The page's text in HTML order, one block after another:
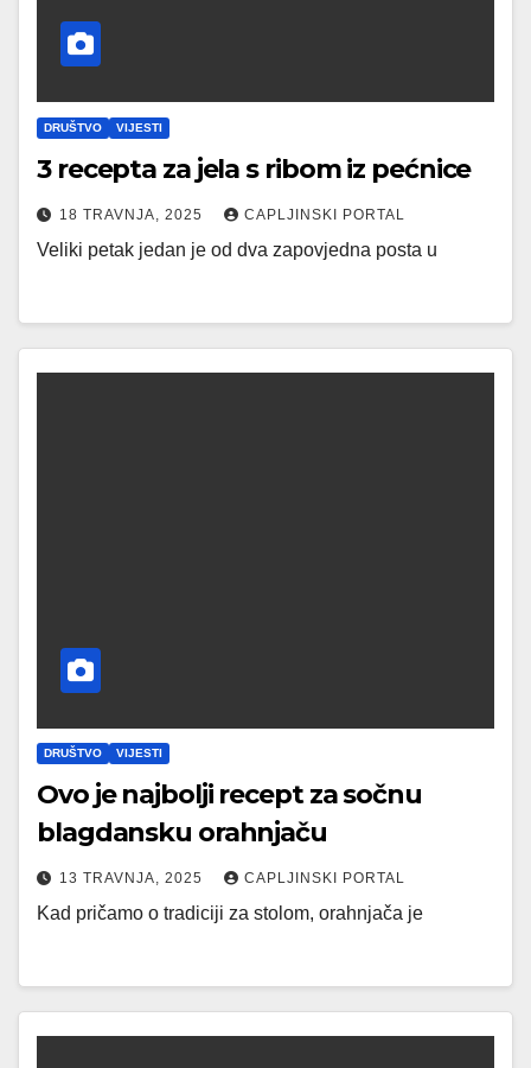
DRUŠTVO VIJESTI
3 recepta za jela s ribom iz pećnice
18 TRAVNJA, 2025 CAPLJINSKI PORTAL
Veliki petak jedan je od dva zapovjedna posta u
DRUŠTVO VIJESTI
Ovo je najbolji recept za sočnu
blagdansku orahnjaču
13 TRAVNJA, 2025 CAPLJINSKI PORTAL
Kad pričamo o tradiciji za stolom, orahnjača je